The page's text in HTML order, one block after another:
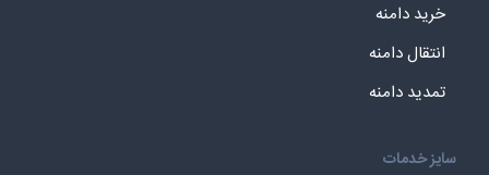
خرید دامنه
انتقال دامنه
تمدید دامنه
سایز خدمات